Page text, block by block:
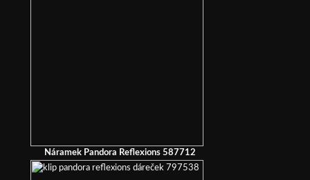
Náramek Pandora Reflexions 587712